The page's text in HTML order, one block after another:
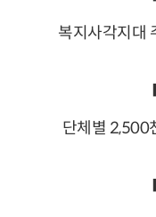
복지사각지대
단체별 2,500